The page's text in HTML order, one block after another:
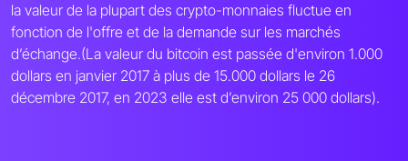
la valeur de la plupart des crypto-monnaies fluctue en
fonction de l'offre et de la demande sur les marchés
d’échange.(La valeur du bitcoin est passée d'environ 1.000
dollars en janvier 2017 à plus de 15.000 dollars le 26
décembre 2017, en 2023 elle est d’environ 25 000 dollars).